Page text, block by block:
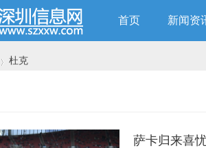
首页 新闻资
杜克
萨卡归来喜